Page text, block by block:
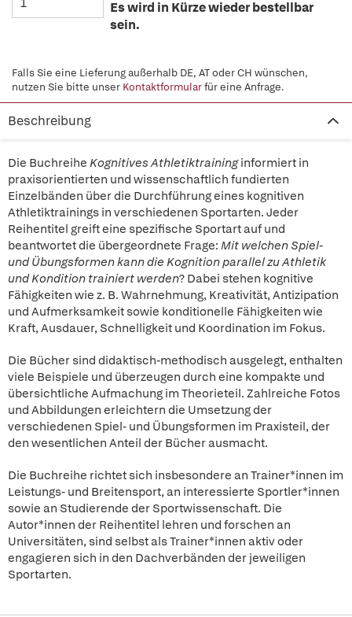
Es wird in Kürze wieder bestellbar
sein.
Falls Sie eine Lieferung außerhalb DE, AT oder CH wünschen,
nutzen Sie bitte unser Kontaktformularfür eine Anfrage.
Beschreibung
Die Buchreihe Kognitives Athletiktraininginformiert in
praxisorientierten und wissenschaftlich fundierten
Einzelbänden über die Durchführung eines kognitiven
Athletiktrainings in verschiedenen Sportarten. Jeder
Reihentitel greift eine spezifische Sportart auf und
beantwortet die übergeordnete Frage: Mit welchen Spiel-
und Übungsformen kann die Kognition parallel zu Athletik
und Kondition trainiert werden? Dabei stehen kognitive
Fähigkeiten wie z. B. Wahrnehmung, Kreativität, Antizipation
und Aufmerksamkeit sowie konditionelle Fähigkeiten wie
Kraft, Ausdauer, Schnelligkeit und Koordination im Fokus.
Die Bücher sind didaktisch-methodisch ausgelegt, enthalten
viele Beispiele und überzeugen durch eine kompakte und
übersichtliche Aufmachung im Theorieteil. Zahlreiche Fotos
und Abbildungen erleichtern die Umsetzung der
verschiedenen Spiel- und Übungsformen im Praxisteil, der
den wesentlichen Anteil der Bücher ausmacht.
Die Buchreihe richtet sich insbesondere an Trainer*innen im
Leistungs- und Breitensport, an interessierte Sportler*innen
sowie an Studierende der Sportwissenschaft. Die
Autor*innen der Reihentitel lehren und forschen an
Universitäten, sind selbst als Trainer*innen aktiv oder
engagieren sich in den Dachverbänden der jeweiligen
Sportarten.